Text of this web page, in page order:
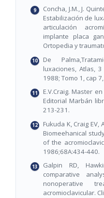
Concha, J.M., J.
Estabilización de
articulación
implante placa
Ortopedia y
De
luxaciones, Atlas,
1988; Tomo 1, cap
E.V.Craig. Master
Editorial Marbán
213-231.
Fukuda K, Craig EV,
Biomeehanical
of the
1986;68A:434-440.
Galpin RD,
comparative
nonoperative
acromioclavicular.